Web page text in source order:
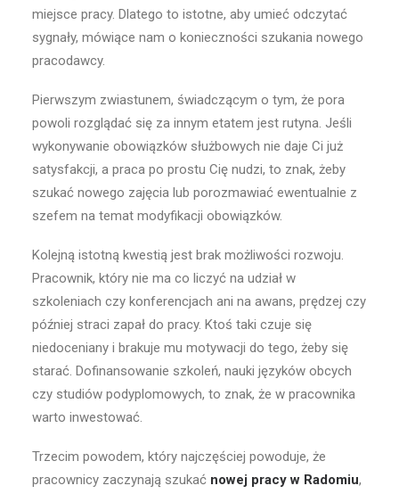
miejsce pracy. Dlatego to istotne, aby umieć odczytać
sygnały, mówiące nam o konieczności szukania nowego
pracodawcy.
Pierwszym zwiastunem, świadczącym o tym, że pora
powoli rozglądać się za innym etatem jest rutyna. Jeśli
wykonywanie obowiązków służbowych nie daje Ci już
satysfakcji, a praca po prostu Cię nudzi, to znak, żeby
szukać nowego zajęcia lub porozmawiać ewentualnie z
szefem na temat modyfikacji obowiązków.
Kolejną istotną kwestią jest brak możliwości rozwoju.
Pracownik, który nie ma co liczyć na udział w
szkoleniach czy konferencjach ani na awans, prędzej czy
później straci zapał do pracy. Ktoś taki czuje się
niedoceniany i brakuje mu motywacji do tego, żeby się
starać. Dofinansowanie szkoleń, nauki języków obcych
czy studiów podyplomowych, to znak, że w pracownika
warto inwestować.
Trzecim powodem, który najczęściej powoduje, że
pracownicy zaczynają szukać nowej pracy w Radomiu,